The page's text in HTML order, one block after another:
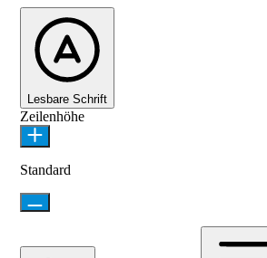
Lesbare Schrift
Zeilenhöhe
Standard